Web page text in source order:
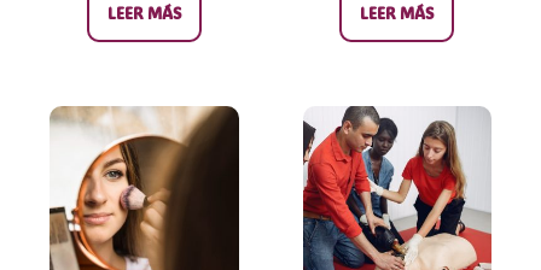
LEER MÁS LEER MÁS